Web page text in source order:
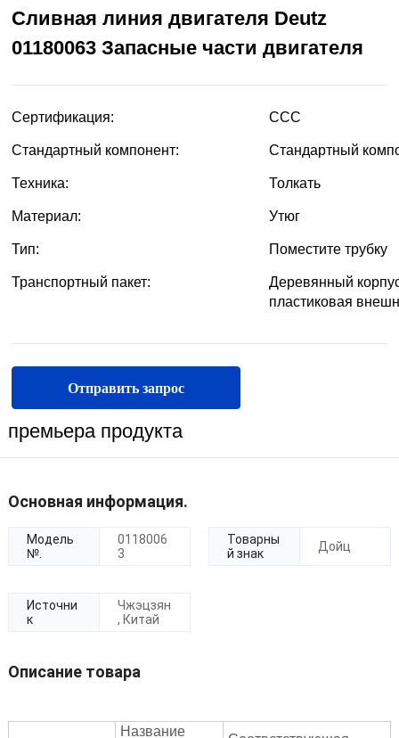
Сливная линия двигателя Deutz
01180063 Запасные части двигателя
Отправить запрос
премьера продукта